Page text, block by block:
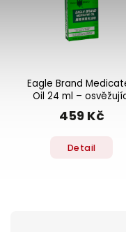
Eagle Brand
Oil 24 ml –
masážní olej s
mentholem
459 Kč
Detail